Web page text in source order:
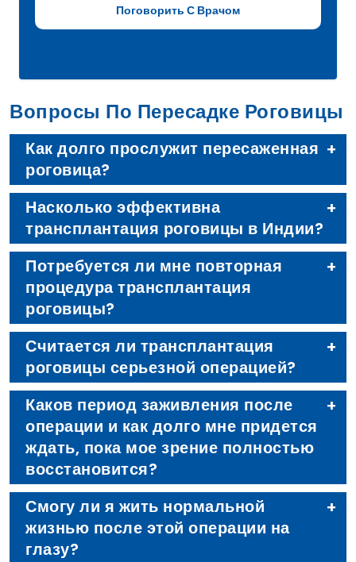
Вопросы По Пересадке Роговицы
Как долго прослужит пересаженная
роговица?
Насколько эффективна
трансплантация роговицы в Индии?
Потребуется ли мне повторная
процедура трансплантация
роговицы?
Считается ли трансплантация
роговицы серьезной операцией?
Каков период заживления после
операции и как долго мне придется
ждать, пока мое зрение полностью
восстановится?
Смогу ли я жить нормальной
жизнью после этой операции на
глазу?